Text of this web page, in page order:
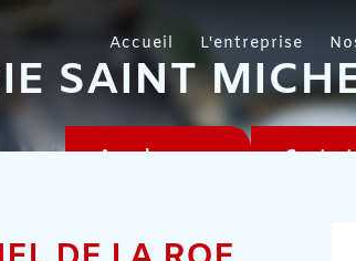
Accueil L'entreprise
SAINT
Appelez-nous